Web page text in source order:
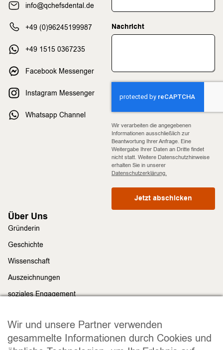
info@qchefsdental.de
+49 (0)96245199987
+49 1515 0367235
Facebook Messenger
Instagram Messenger
Whatsapp Channel
Nachricht
Wir verarbeiten die angegebenen
Informationen ausschließlich zur
Beantwortung Ihrer Anfrage. Eine
Weitergabe Ihrer Daten an Dritte findet
nicht statt. Weitere Datenschutzhinweise
erhalten Sie in unserer
Datenschutzerklärung.
Jetzt abschicken
Über Uns
Gründerin
Geschichte
Wissenschaft
Auszeichnungen
soziales Engagement
Rechtliches
Impressum
Wir und unsere Partner verwenden
gesammelte Informationen durch Cookies und